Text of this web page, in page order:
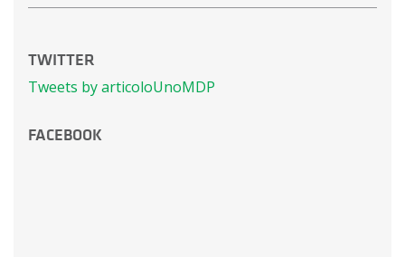
TWITTER
Tweets by articoloUnoMDP
FACEBOOK